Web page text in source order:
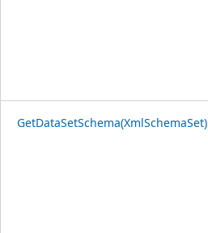
GetDataSetSchema(XmlSchemaSet)